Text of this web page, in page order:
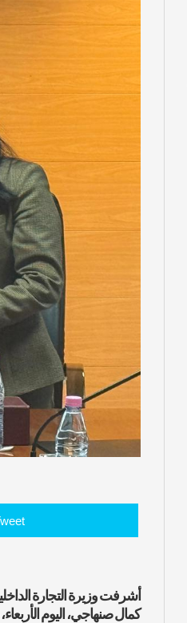
كمال صنهاجي، اليوم